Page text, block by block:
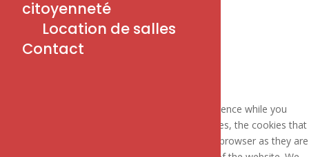
D'ACCORD Confidentialité
Cookies et Confidentialité
This website uses cookies to improve your experience while you
navigate through the website. Out of these cookies, the cookies that
are categorized as necessary are stored on your browser as they are
citoyenneté
Location de salles
Contact